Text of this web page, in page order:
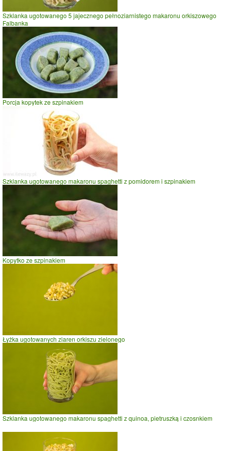
Szklanka ugotowanego 5 jajecznego pełnoziarnistego makaronu orkiszowego
Falbanka
Porcja kopytek ze szpinakiem
Szklanka ugotowanego makaronu spaghetti z pomidorem i szpinakiem
Kopytko ze szpinakiem
Łyżka ugotowanych ziaren orkiszu zielonego
Szklanka ugotowanego makaronu spaghetti z quinoa, pietruszką i czosnkiem